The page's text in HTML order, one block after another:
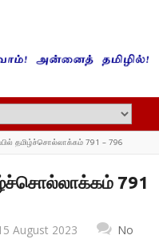
தமிழ்ச்சொல்லாக்கம் 791 – 796
791
August 2023
No